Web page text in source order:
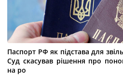
Паспорт РФ як підстава для
Суд скасував рішення про
на ро